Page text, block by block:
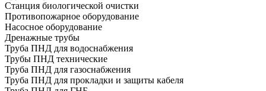
Cтанция биологической очистки
Противопожарное оборудование
Насосное оборудование
Дренажные трубы
Труба ПНД для водоснабжения
Трубы ПНД технические
Труба ПНД для газоснабжения
Труба ПНД для прокладки и защиты кабеля